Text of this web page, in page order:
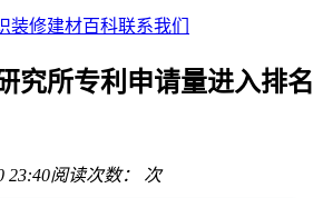
装修建材百科联系我们
究所专利申请量进入排名
23:40阅读次数： 次